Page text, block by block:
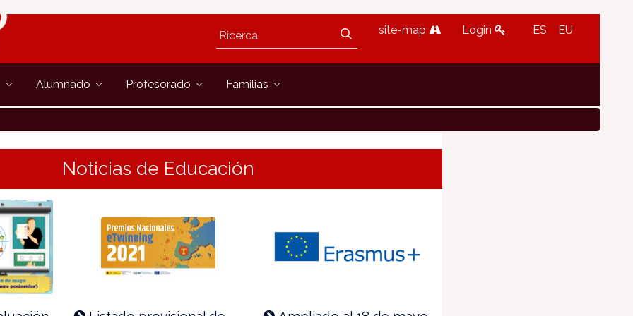
site-map Login ES EU
Alumnado Profesorado Familias
Noticias de Educación